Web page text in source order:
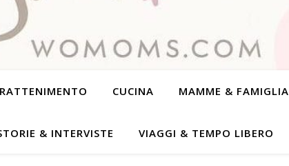
CUCINA MAMME & FAMIGLIA
& INTERVISTE VIAGGI & TEMPO LIBERO